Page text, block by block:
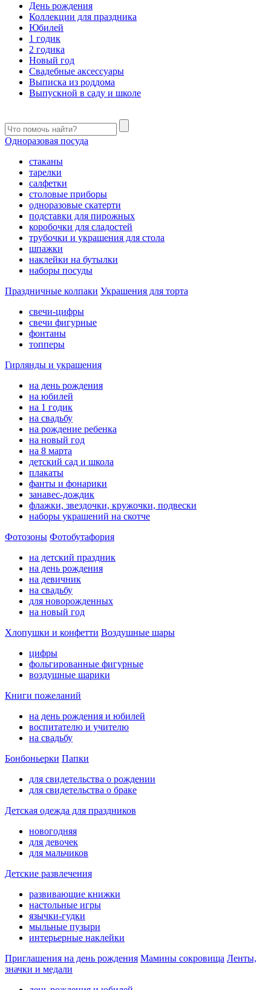
День рождения
Коллекции для праздника
Юбилей
1 годик
2 годика
Новый год
Свадебные аксессуары
Выписка из роддома
Выпускной в саду и школе
Одноразовая посуда
стаканы
тарелки
салфетки
столовые приборы
одноразовые скатерти
подставки для пирожных
коробочки для сладостей
трубочки и украшения для стола
шпажки
наклейки на бутылки
наборы посуды
Праздничные колпаки Украшения для торта
свечи-цифры
свечи фигурные
фонтаны
топперы
Гирлянды и украшения
на день рождения
на юбилей
на 1 годик
на свадьбу
на рождение ребенка
на новый год
на 8 марта
детский сад и школа
плакаты
фанты и фонарики
занавес-дождик
флажки, звездочки, кружочки, подвески
наборы украшений на скотче
Фотозоны Фотобутафория
на детский праздник
на день рождения
на девичник
на свадьбу
для новорожденных
на новый год
Хлопушки и конфетти Воздушные шары
цифры
фольгированные фигурные
воздушные шарики
Книги пожеланий
на день рождения и юбилей
воспитателю и учителю
на свадьбу
Бонбоньерки Папки
для свидетельства о рождении
для свидетельства о браке
Детская одежда для праздников
новогодняя
для девочек
для мальчиков
Детские развлечения
развивающие книжки
настольные игры
язычки-гудки
мыльные пузыри
интерьерные наклейки
Приглашения на день рождения Мамины сокровища Ленты,
значки и медали